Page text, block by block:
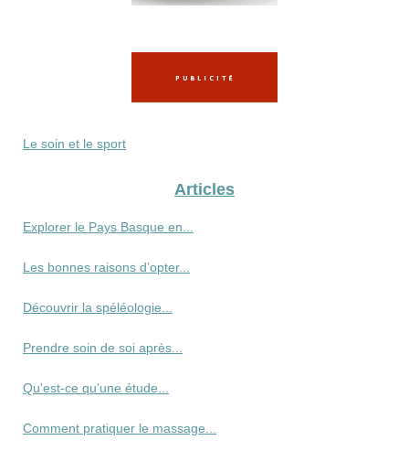
Le soin et le sport
Articles
Explorer le Pays Basque en...
Les bonnes raisons d’opter...
Découvrir la spéléologie...
Prendre soin de soi après...
Qu'est-ce qu'une étude...
Comment pratiquer le massage...